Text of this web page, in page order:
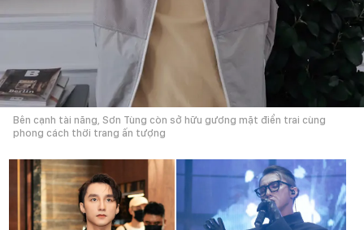
Bên cạnh tài năng, Sơn Tùng còn sở hữu gương mặt điển trai cùng
phong cách thời trang ấn tượng